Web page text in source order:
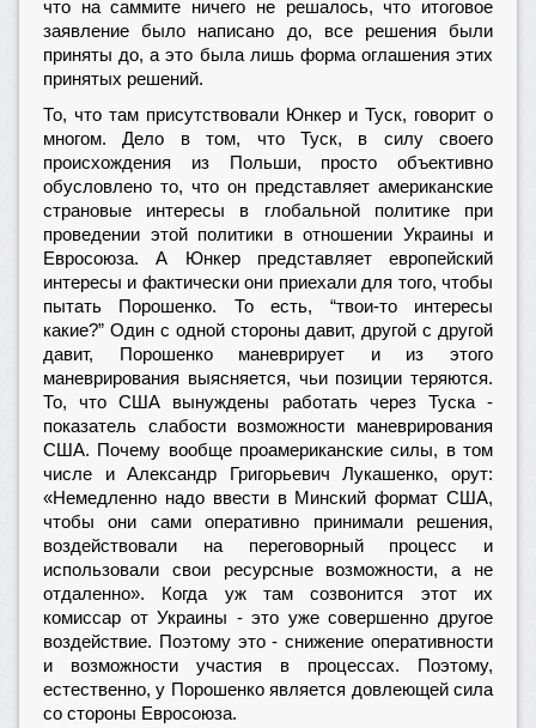
что на саммите ничего не решалось, что итоговое
заявление было написано до, все решения были
приняты до, а это была лишь форма оглашения этих
принятых решений.
То, что там присутствовали Юнкер и Туск, говорит о
многом. Дело в том, что Туск, в силу своего
происхождения из Польши, просто объективно
обусловлено то, что он представляет американские
страновые интересы в глобальной политике при
проведении этой политики в отношении Украины и
Евросоюза. А Юнкер представляет европейский
интересы и фактически они приехали для того, чтобы
пытать Порошенко. То есть, “твои-то интересы
какие?” Один с одной стороны давит, другой с другой
давит, Порошенко маневрирует и из этого
маневрирования выясняется, чьи позиции теряются.
То, что США вынуждены работать через Туска -
показатель слабости возможности маневрирования
США. Почему вообще проамериканские силы, в том
числе и Александр Григорьевич Лукашенко, орут:
«Немедленно надо ввести в Минский формат США,
чтобы они сами оперативно принимали решения,
воздействовали на переговорный процесс и
использовали свои ресурсные возможности, а не
отдаленно». Когда уж там созвонится этот их
комиссар от Украины - это уже совершенно другое
воздействие. Поэтому это - снижение оперативности
и возможности участия в процессах. Поэтому,
естественно, у Порошенко является довлеющей сила
со стороны Евросоюза.